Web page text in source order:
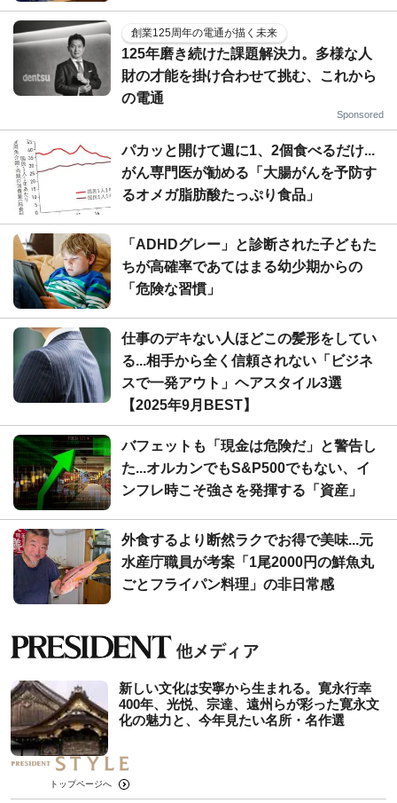
創業125周年の電通が描く未来
125年磨き続けた課題解決力。多様な人
財の才能を掛け合わせて挑む、これから
の電通
Sponsored
パカッと開けて週に1、2個食べるだけ...
がん専門医が勧める「大腸がんを予防す
るオメガ脂肪酸たっぷり食品」
「ADHDグレー」と診断された子どもた
ちが高確率であてはまる幼少期からの
「危険な習慣」
仕事のデキない人ほどこの髪形をしてい
る...相手から全く信頼されない「ビジネ
スで一発アウト」ヘアスタイル3選
【2025年9月BEST】
バフェットも「現金は危険だ」と警告し
た...オルカンでもS&P500でもない、イ
ンフレ時こそ強さを発揮する「資産」
外食するより断然ラクでお得で美味...元
水産庁職員が考案「1尾2000円の鮮魚丸
ごとフライパン料理」の非日常感
新しい文化は安寧から生まれる。寛永行幸
400年、光悦、宗達、遠州らが彩った寛永文
化の魅力と、今年見たい名所・名作選
トップページへ